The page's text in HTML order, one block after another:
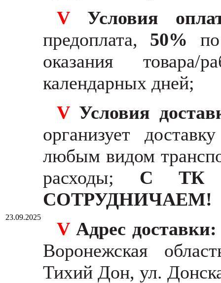
23.09.2025
V
Условия
предоплата, 50%
оказания
календарных дней;
V Условия
организует
любым видом
расходы; С ТК
СОТРУДНИЧАЕМ!
V Адрес
Воронежская
Тихий Дон, ул.